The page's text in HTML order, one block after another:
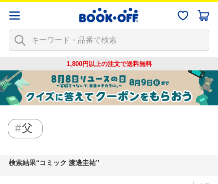
1,800円以上の注文で送料無料
父
検索結果 コミック 渡邊圭祐